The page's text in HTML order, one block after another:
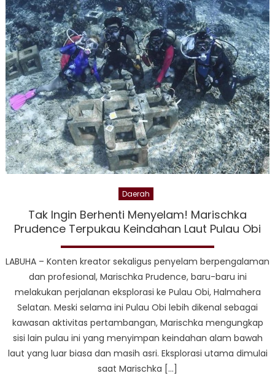
Hari
Gizi
Daerah
Tak Ingin Berhenti Menyelam! Marischka
Prudence Terpukau Keindahan Laut Pulau Obi
LABUHA – Konten kreator sekaligus penyelam berpengalaman
dan profesional, Marischka Prudence, baru-baru ini
melakukan perjalanan eksplorasi ke Pulau Obi, Halmahera
Selatan. Meski selama ini Pulau Obi lebih dikenal sebagai
kawasan aktivitas pertambangan, Marischka mengungkap
sisi lain pulau ini yang menyimpan keindahan alam bawah
laut yang luar biasa dan masih asri. Eksplorasi utama dimulai
saat Marischka […]